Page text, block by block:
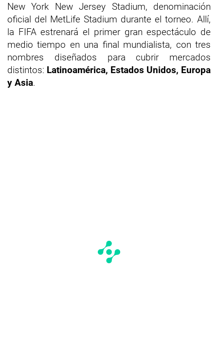
New York New Jersey Stadium, denominación
oficial del MetLife Stadium durante el torneo. Allí,
la FIFA estrenará el primer gran espectáculo de
medio tiempo en una final mundialista, con tres
nombres diseñados para cubrir mercados
distintos: Latinoamérica, Estados Unidos, Europa
y Asia.